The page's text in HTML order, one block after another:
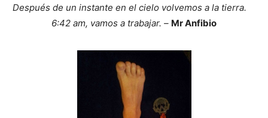
Después de un instante en el cielo volvemos a la tierra.
6:42 am, vamos a trabajar. – Mr Anfibio